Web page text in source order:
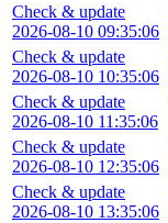
Check & update
2026-08-10 09:35:06
Check & update
2026-08-10 10:35:06
Check & update
2026-08-10 11:35:06
Check & update
2026-08-10 12:35:06
Check & update
2026-08-10 13:35:06